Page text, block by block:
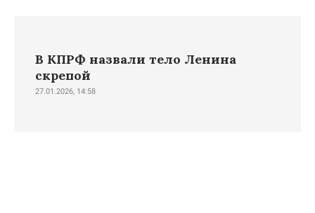
В КПРФ назвали тело Ленина
скрепой
27.01.2026, 14:58